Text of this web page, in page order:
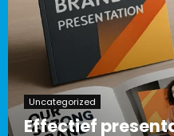
Uncategorized
Effectief